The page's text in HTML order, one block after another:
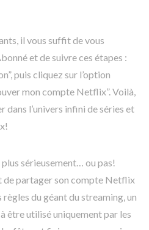
il vous suffit de vous
et de suivre ces étapes :
puis cliquez sur l’option
mon compte Netflix”. Voilà,
dans l’univers infini de séries et
sérieusement… ou pas!
de partager son compte Netflix
règles du géant du streaming, un
être utilisé uniquement par les